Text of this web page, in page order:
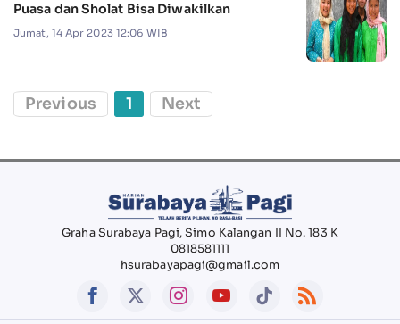
Puasa dan Sholat Bisa Diwakilkan
Jumat, 14 Apr 2023 12:06 WIB
Previous 1 Next
Graha Surabaya Pagi, Simo Kalangan II No. 183 K
0818581111
hsurabayapagi@gmail.com